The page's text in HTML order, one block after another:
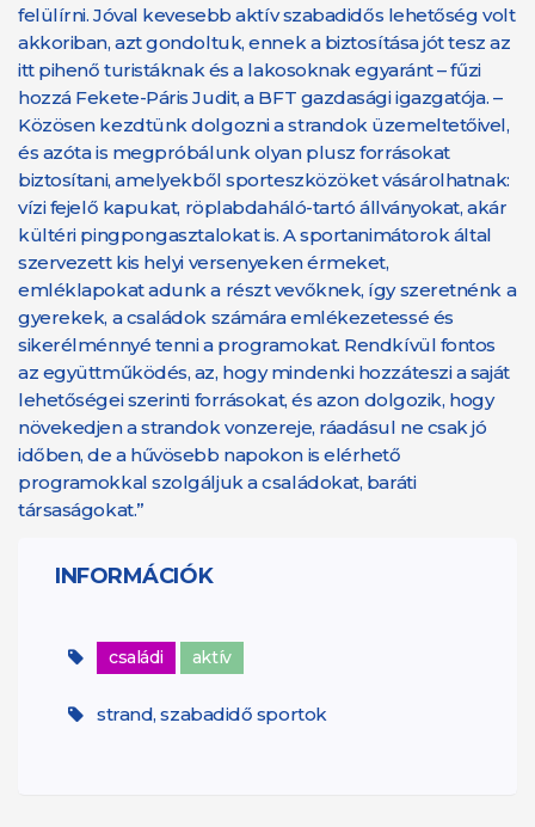
felülírni. Jóval kevesebb aktív szabadidős lehetőség volt
akkoriban, azt gondoltuk, ennek a biztosítása jót tesz az
itt pihenő turistáknak és a lakosoknak egyaránt – fűzi
hozzá Fekete-Páris Judit, a BFT gazdasági igazgatója. –
Közösen kezdtünk dolgozni a strandok üzemeltetőivel,
és azóta is megpróbálunk olyan plusz forrásokat
biztosítani, amelyekből sporteszközöket vásárolhatnak:
vízi fejelő kapukat, röplabdaháló-tartó állványokat, akár
kültéri pingpongasztalokat is. A sportanimátorok által
szervezett kis helyi versenyeken érmeket,
emléklapokat adunk a részt vevőknek, így szeretnénk a
gyerekek, a családok számára emlékezetessé és
sikerélménnyé tenni a programokat. Rendkívül fontos
az együttműködés, az, hogy mindenki hozzáteszi a saját
lehetőségei szerinti forrásokat, és azon dolgozik, hogy
növekedjen a strandok vonzereje, ráadásul ne csak jó
időben, de a hűvösebb napokon is elérhető
programokkal szolgáljuk a családokat, baráti
társaságokat.”
INFORMÁCIÓK
családi aktív
strand, szabadidő sportok